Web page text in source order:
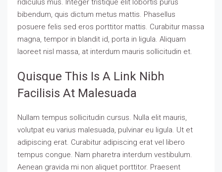
ridiculus mus. Integer tristique elit lobortis purus
bibendum, quis dictum metus mattis. Phasellus
posuere felis sed eros porttitor mattis. Curabitur massa
magna, tempor in blandit id, porta in ligula. Aliquam
laoreet nisl massa, at interdum mauris sollicitudin et.
Quisque This Is A Link Nibh
Facilisis At Malesuada
Nullam tempus sollicitudin cursus. Nulla elit mauris,
volutpat eu varius malesuada, pulvinar eu ligula. Ut et
adipiscing erat. Curabitur adipiscing erat vel libero
tempus congue. Nam pharetra interdum vestibulum.
Aenean gravida mi non aliquet porttitor. Praesent